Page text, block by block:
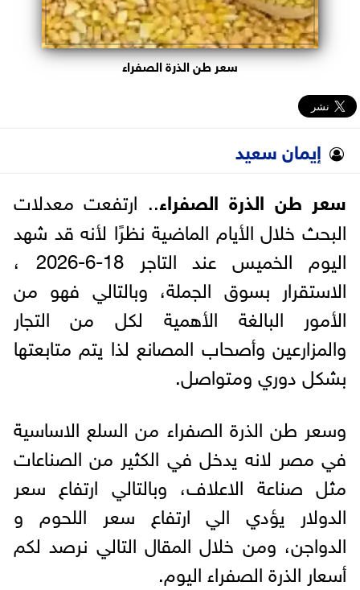
سعر طن الذرة الصفراء
إيمان سعيد
سعر طن الذرة الصفراء.. ارتفعت معدلات
البحث خلال الأيام الماضية نظرًا لأنه قد شهد
اليوم الخميس عند التاجر 18-6-2026 ،
الاستقرار بسوق الجملة، وبالتالي فهو من
الأمور البالغة الأهمية لكل من التجار
والمزارعين وأصحاب المصانع لذا يتم متابعتها
بشكل دوري ومتواصل.
وسعر طن الذرة الصفراء من السلع الاساسية
في مصر لانه يدخل في الكثير من الصناعات
مثل صناعة الاعلاف، وبالتالي ارتفاع سعر
الدولار يؤدي الي ارتفاع سعر اللحوم و
الدواجن، ومن خلال المقال التالي نرصد لكم
أسعار الذرة الصفراء اليوم.